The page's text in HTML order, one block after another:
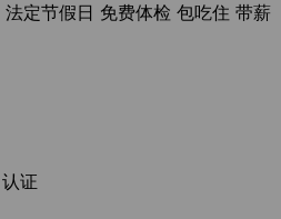
法定节假日 免费体检 包吃住 带薪
认证